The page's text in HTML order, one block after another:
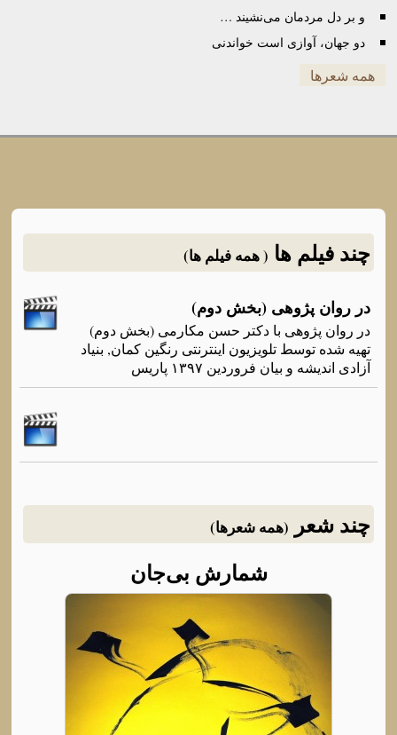
و بر دل مردمان می‌نشیند …
دو جهان، آوازی است خواندنی
همه شعرها
چند فیلم ها ( همه فیلم ها)
در روان پژوهی (بخش دوم)
در روان پژوهی با دکتر حسن مکارمی (بخش دوم)
تهیه شده توسط تلویزیون اینترنتی رنگین کمان, بنیاد
آزادی اندیشه و بیان فروردین ۱۳۹۷ پاریس
چند شعر (همه شعرها)
شمارش بی‌جان